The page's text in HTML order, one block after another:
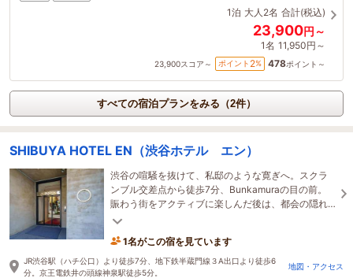
1泊 大人2名 合計(税込)
23,900円～
1名 11,950円～
23,900スコア～ ポイント 2% 478ポイント～
すべての宿泊プランをみる（2件）
SHIBUYA HOTEL EN（渋谷ホテル エン）
渋谷の喧騒を抜けて、私邸のような寛ぎへ。スクラ
ンブル交差点から徒歩7分、Bunkamuraの目の前。
賑わう街をアクティブに楽しんだ後は、都会の隠れ
家で心ほどけるひとときを。
1名がこの宿を見ています
JR渋谷駅（ハチ公口）より徒歩7分、地下鉄半蔵門線３A出口より徒歩6
分。京王電鉄井の頭線神泉駅徒歩5分。
地図・アクセス